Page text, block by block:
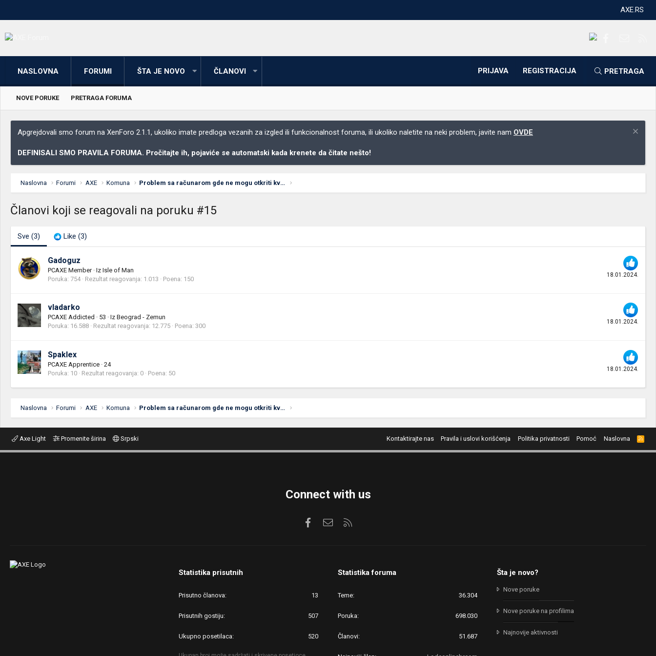
AXE.RS
NASLOVNA FORUMI ŠTA JE NOVO ČLANOVI PRIJAVA REGISTRACIJA PRETRAGA
NOVE PORUKE PRETRAGA FORUMA
Apgrejdovali smo forum na XenForo 2.1.1, ukoliko imate predloga vezanih za izgled ili funkcionalnost foruma, ili ukoliko naletite na neki problem, javite nam OVDE
DEFINISALI SMO PRAVILA FORUMA. Pročitajte ih, pojaviće se automatski kada krenete da čitate nešto!
Naslovna Forumi AXE Komuna Problem sa računarom gde ne mogu otkriti kvar, a mislim da je matična
Članovi koji se reagovali na poruku #15
Sve (3) Like (3)
18.01.2024.
Gadoguz
PCAXE Member · Iz Isle of Man
Poruka 754 Rezultat reagovanja 1.013 Poena 150
18.01.2024.
vladarko
PCAXE Addicted · 53 · Iz Beograd - Zemun
Poruka 16.588 Rezultat reagovanja 12.775 Poena 300
18.01.2024.
Spaklex
PCAXE Apprentice · 24
Poruka 10 Rezultat reagovanja 0 Poena 50
Naslovna Forumi AXE Komuna Problem sa računarom gde ne mogu otkriti kvar, a mislim da je matična
Axe Light Promenite širina Srpski Kontaktirajte nas Pravila i uslovi korišćenja Politika privatnosti Pomoć Naslovna
R
S
S
Connect with us
FacebookKontaktirajte nas
Statistika prisutnih
Prisutno članova 13
Prisutnih gostiju 507
Ukupno posetilaca 520
Statistika foruma
Teme 36.304
Poruka 698.030
Članovi 51.687
Šta je novo?
Nove poruke
Nove poruke na profilima
Najnovije aktivnosti